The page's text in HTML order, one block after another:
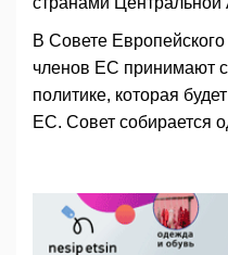
В Совете
членов ЕС принимают
политике, которая
ЕС. Совет собирается